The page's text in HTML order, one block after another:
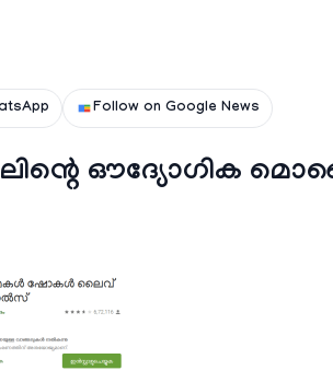
Follow on Google News
ഔദ്യോഗിക